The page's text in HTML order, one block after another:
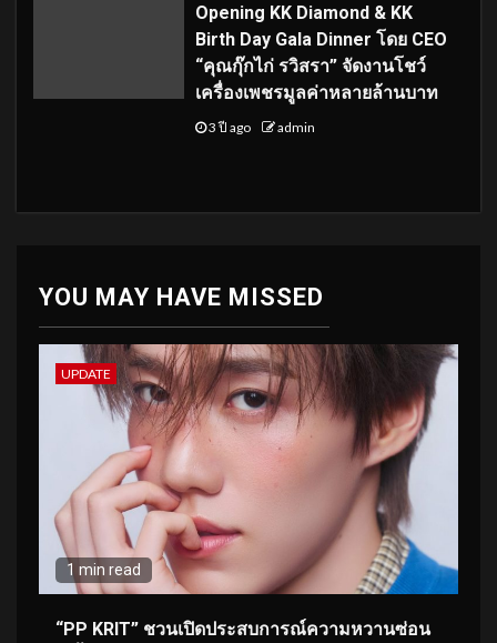
Opening KK Diamond & KK
Birth Day Gala Dinner โดย CEO
“คุณกุ๊กไก่ รวิสรา” จัดงานโชว์
เครื่องเพชรมูลค่าหลายล้านบาท
3 ปี ago admin
YOU MAY HAVE MISSED
UPDATE
1 min read
“PP KRIT” ชวนเปิดประสบการณ์ความหวานซ่อน